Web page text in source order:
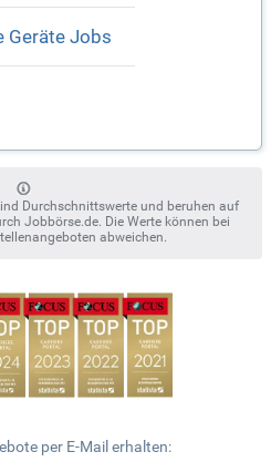
Geräte Jobs
Durchschnittswerte und beruhen auf
Jobbörse.de. Die Werte können bei
abweichen.
per E-Mail erhalten: